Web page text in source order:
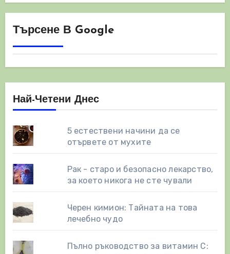
Търсене В Google
Най-Четени Днес
5 естествени начини да се
отървете от мухите
Рак - старо и безопасно лекарство,
за което никога не сте чували
Черен кимион: Тайната на това
лечебно чудо
Пълно ръководство за витамин С: